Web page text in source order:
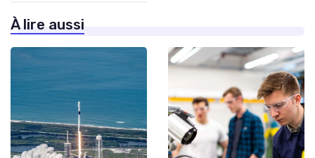
À lire aussi